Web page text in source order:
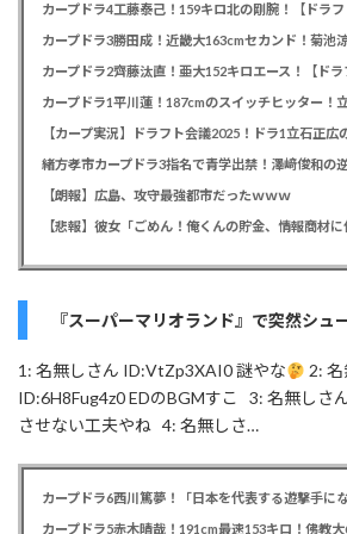
カープドラ4工藤泰己！159キロ北の剛腕！【ドラフ
カープドラ2齊藤汰直！亜大152キロエース！【ドラ
【カープ実況】ドラフト会議2025！ドラ1立石正広
【朗報】広島、攻守最強都市だったｗｗｗ
『スーパーマリオランド』で突然シュ
1: 名無しさん ID:VtZp3XAI0 謎やな
2:
ID:6H8Fug4z0 EDのBGMすこ 3: 名無しさ
させない工夫やね 4: 名無しさ…